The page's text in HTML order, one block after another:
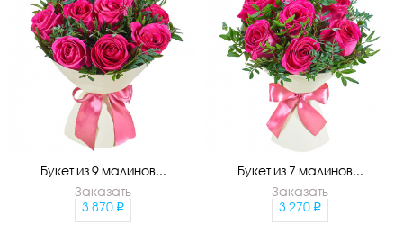
Букет из 9 малинов...
Заказать
3 870
Букет из 7 малинов...
Заказать
3 270